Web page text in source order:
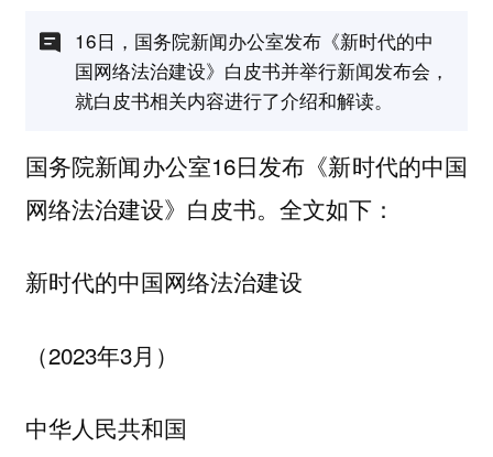
16日，国务院新闻办公室发布《新时代的中
国网络法治建设》白皮书并举行新闻发布会，
就白皮书相关内容进行了介绍和解读。
国务院新闻办公室16日发布《新时代的中国
网络法治建设》白皮书。全文如下：
新时代的中国网络法治建设
（2023年3月）
中华人民共和国